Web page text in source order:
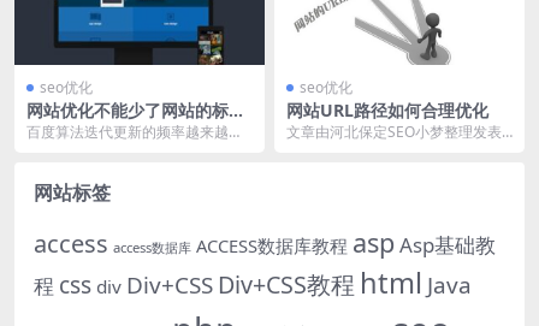
seo优化
网站优化不能少了网站的标题
和描绘 ​
百度算法迭代更新的频率越来越高
seo优化
网站URL路径如何合理优化
文章由河北保定SEO小梦整理发表
网站标签
access access数据库 ACCESS数据库教程 asp Asp基础教
程 css div Div+CSS Div+CSS教程 html Java